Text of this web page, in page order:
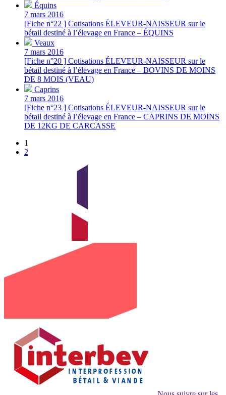
Équins
7 mars 2016
[Fiche n°22 ] Cotisations ÉLEVEUR-NAISSEUR sur le
bétail destiné à l’élevage en France – ÉQUINS
Veaux
7 mars 2016
[Fiche n°20 ] Cotisations ÉLEVEUR-NAISSEUR sur le
bétail destiné à l’élevage en France – BOVINS DE MOINS
DE 8 MOIS (VEAU)
Caprins
7 mars 2016
[Fiche n°23 ] Cotisations ÉLEVEUR-NAISSEUR sur le
bétail destiné à l’élevage en France – CAPRINS DE MOINS
DE 12KG DE CARCASSE
1
2